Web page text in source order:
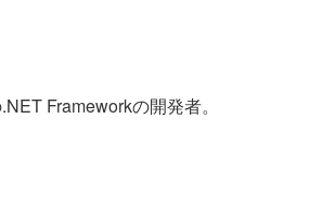
Frameworkの開発者。